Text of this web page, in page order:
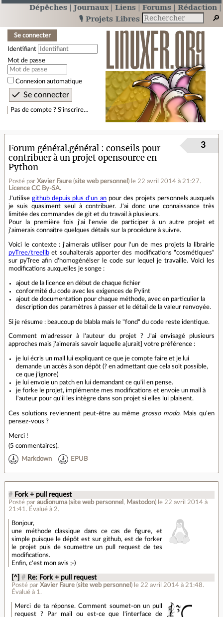
Dépêches Journaux Liens Forums
Rédaction
🎙️ Projets Libres
Se connecter
Identifiant
Mot de passe
Connexion automatique
Pas de compte ? S’inscrire…
Forum général.général
conseils pour
contribuer à un projet opensource en
Python
Posté par Xavier Faure (site web personnel ) le 22 avril 2014 à 21:27.
Licence CC By‑SA.
3
J'utilisegithub depuis plus d'un anpour des projets personnels auxquels
je suis quasiment seul à contribuer. J'ai donc une connaissance très
limitée des commandes de git et du travail à plusieurs.
Pour la première fois j'ai l'envie de participer à un autre projet et
j'aimerais connaître quelques détails sur la procédure à suivre.
Voici le contexte : j'aimerais utiliser pour l'un de mes projets la librairie
pyTree/treelib et souhaiterais apporter des modifications "cosmétiques"
sur pyTree afin d'homogénéiser le code sur lequel je travaille. Voici les
modifications auxquelles je songe :
ajout de la licence en début de chaque fichier
conformité du code avec les exigences de Pylint
ajout de documentation pour chaque méthode, avec en particulier la
description des paramètres à passer et le détail de la valeur renvoyée.
Si je résume : beaucoup de blabla mais le "fond" du code reste identique.
Comment m'adresser à l'auteur du projet ? J'ai envisagé plusieurs
approches mais j'aimerais savoir laquelle a[urait] votre préférence :
je lui écris un mail lui expliquant ce que je compte faire et je lui
demande un accès à son dépôt (? en admettant que cela soit possible,
ce que j'ignore)
je lui envoie un patch en lui demandant ce qu'il en pense.
je forke le projet, implémente mes modifications et envoie un mail à
l'auteur pour qu'il les intègre dans son projet si elles lui plaisent.
Ces solutions reviennent peut-être au même grosso modo. Mais qu'en
pensez-vous ?
Merci !
(5 commentaires).
Markdown EPUB
# Fork + pull request
Posté par audionuma (site web personnel , Mastodon) le 22 avril 2014 à
21:41. Évalué à 2.
Bonjour,
une méthode classique dans ce cas de figure, et
simple puisque le dépôt est sur github, est de forker
le projet puis de soumettre un pull request de tes
modifications.
Enfin, c'est mon avis ;-)
[^] # Re: Fork + pull request
Posté par Xavier Faure (site web personnel ) le 22 avril 2014 à 21:48.
Évalué à 1 .
Merci de ta réponse. Comment soumet-on un pull
request ? Par mail ou est-ce que l'interface de